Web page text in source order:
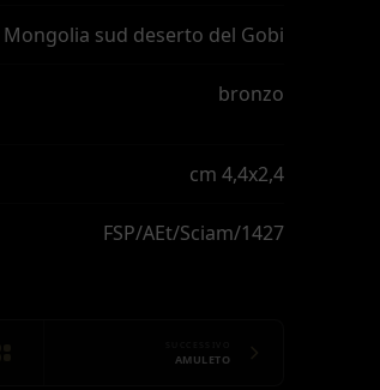
Mongolia sud deserto del Gobi
bronzo
cm 4,4x2,4
FSP/AEt/Sciam/1427
AMULETO